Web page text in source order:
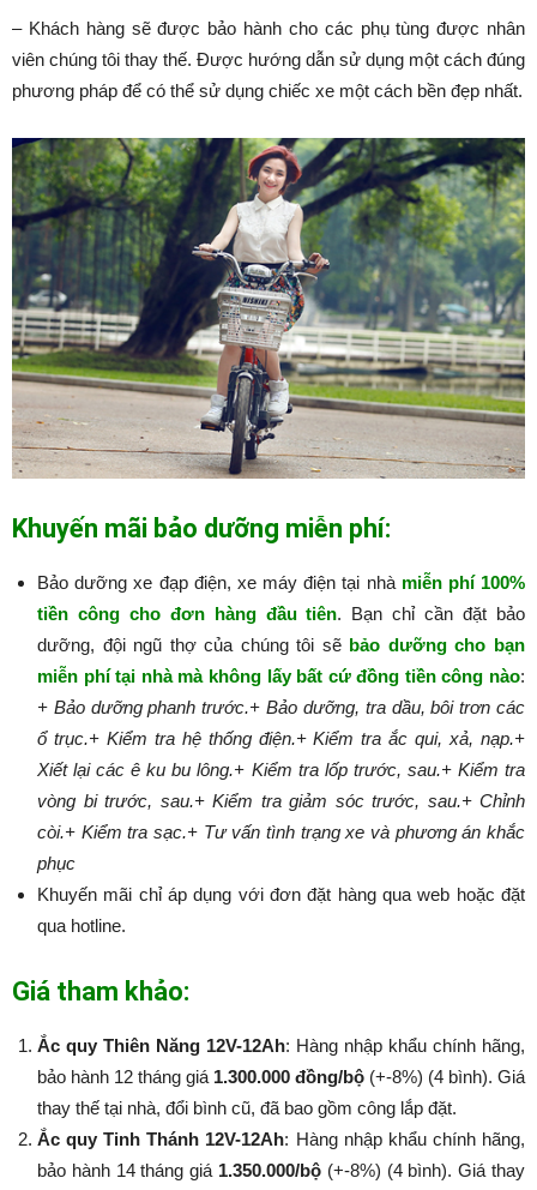
– Khách hàng sẽ được bảo hành cho các phụ tùng được nhân
viên chúng tôi thay thế. Được hướng dẫn sử dụng một cách đúng
phương pháp để có thể sử dụng chiếc xe một cách bền đẹp nhất.
Khuyến mãi bảo dưỡng miễn phí:
Bảo dưỡng xe đạp điện, xe máy điện tại nhà miễn phí 100%
tiền công cho đơn hàng đầu tiên. Bạn chỉ cần đặt bảo
dưỡng, đội ngũ thợ của chúng tôi sẽ bảo dưỡng cho bạn
miễn phí tại nhà mà không lấy bất cứ đồng tiền công nào:​​​​​
+ Bảo dưỡng phanh trước.+ Bảo dưỡng, tra dầu, bôi trơn các
ổ trục.+ Kiểm tra hệ thống điện.+ Kiểm tra ắc qui, xả, nạp.+
Xiết lại các ê ku bu lông.+ Kiểm tra lốp trước, sau.+ Kiểm tra
vòng bi trước, sau.+ Kiểm tra giảm sóc trước, sau.+ Chỉnh
còi.+ Kiểm tra sạc.+ Tư vấn tình trạng xe và phương án khắc
phục
Khuyến mãi chỉ áp dụng với đơn đặt hàng qua web hoặc đặt
qua hotline.
Giá tham khảo:
Ắc quy Thiên Năng 12V-12Ah: Hàng nhập khẩu chính hãng,
bảo hành 12 tháng giá 1.300.000 đồng/bộ (+-8%) (4 bình). Giá
thay thế tại nhà, đổi bình cũ, đã bao gồm công lắp đặt.
Ắc quy Tinh Thánh 12V-12Ah: Hàng nhập khẩu chính hãng,
bảo hành 14 tháng giá 1.350.000/bộ (+-8%​​​​​​​) (4 bình). Giá thay